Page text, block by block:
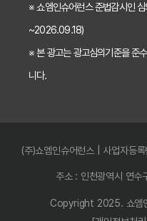
※ 쇼엠인슈어런스 준법감시
~2026.09.18)
※ 본 광고는 광고심의기준을 준
니다.
(주)쇼엠인슈어런스 | 사업자
주소 : 인천광역시 연
Copyright 2025. 쇼엠